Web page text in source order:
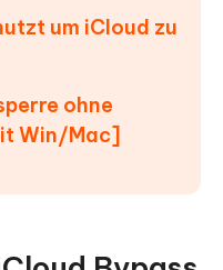
um iCloud zu
ohne
Win/Mac]